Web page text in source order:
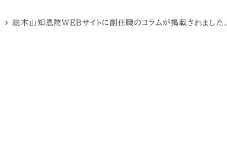
総本山知恩院WEBサイトに副住職のコラムが掲載されました。